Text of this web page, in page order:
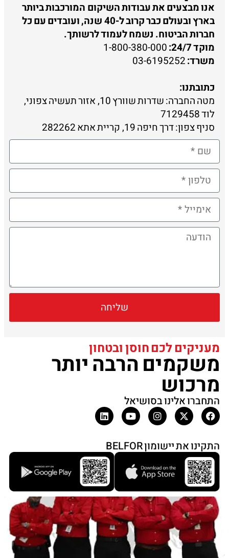
אנו מבצעים את עבודות השיקום המורכבות ביותר
בארץ ובעולם כבר קרוב ל-40 שנה, ועובדים עם כל
חברות הביטוח. נשמח לעמוד לרשותך.
מוקד 24/7:
1-800-380-000
משרד:03-6195252
כתובתנו:
מטה החברה: שדרות שוורץ 10, אזור תעשיה צפוני,
לוד 7129458
סניף צפון: דרך חיפה 19, קריית אתא 282262
שליחה
מעניקים לכם חוסן ובטחון
משקמים הרבה יותר
מרכוש
התחברו אלינו בסושיאל
התקינו את יישומון BELFOR